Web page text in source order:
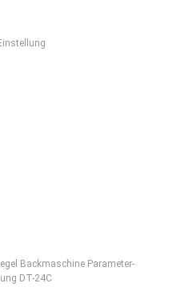
Backmaschine Parameter-
DT-24C